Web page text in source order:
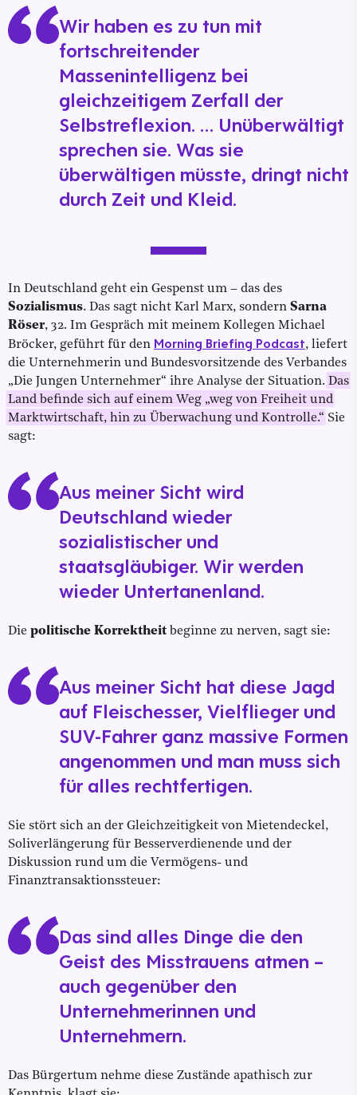
Wir haben es zu tun mit
fortschreitender
Massenintelligenz bei
gleichzeitigem Zerfall der
Selbstreflexion. … Unüberwältigt
sprechen sie. Was sie
überwältigen müsste, dringt nicht
durch Zeit und Kleid.
In Deutschland geht ein Gespenst um – das des
Sozialismus. Das sagt nicht Karl Marx, sondern Sarna
Röser, 32. Im Gespräch mit meinem Kollegen Michael
Bröcker, geführt für den Morning Briefing Podcast, liefert
die Unternehmerin und Bundesvorsitzende des Verbandes
„Die Jungen Unternehmer“ ihre Analyse der Situation. Das
Land befinde sich auf einem Weg „weg von Freiheit und
Marktwirtschaft, hin zu Überwachung und Kontrolle.“ Sie
sagt:
Aus meiner Sicht wird
Deutschland wieder
sozialistischer und
staatsgläubiger. Wir werden
wieder Untertanenland.
Die politische Korrektheit beginne zu nerven, sagt sie:
Aus meiner Sicht hat diese Jagd
auf Fleischesser, Vielflieger und
SUV-Fahrer ganz massive Formen
angenommen und man muss sich
für alles rechtfertigen.
Sie stört sich an der Gleichzeitigkeit von Mietendeckel,
Soliverlängerung für Besserverdienende und der
Diskussion rund um die Vermögens- und
Finanztransaktionssteuer:
Das sind alles Dinge die den
Geist des Misstrauens atmen –
auch gegenüber den
Unternehmerinnen und
Unternehmern.
Das Bürgertum nehme diese Zustände apathisch zur